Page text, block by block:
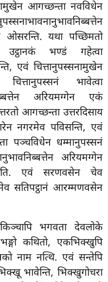
आगच्छन्ता नवविधेन
यथा पच्छिमतो
उट्ठानकं भण्डं गहेत्वा
एवं चित्तानुपस्सनामुखेन
भावेत्वा
अरियमग्गेन एकं
आगच्छन्ता उत्तरदिसाय
नगरमेव पविसन्ति, एवं
पञ्चविधेन धम्मानुपस्सनं
अरियमग्गेन
एवं सरणवसेन चेव
सतिपट्ठानं आरम्मणवसेन
भगवता देवलोके
कथितो, एकभिक्खुपि
नाम नत्थि. एवं सन्तेपि
भावेन्ति, भिक्खुगोचरा